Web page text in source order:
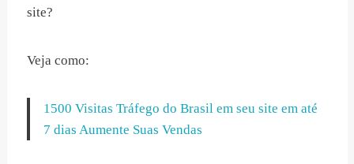
site?
Veja como:
1500 Visitas Tráfego do Brasil em seu site em até
7 dias Aumente Suas Vendas